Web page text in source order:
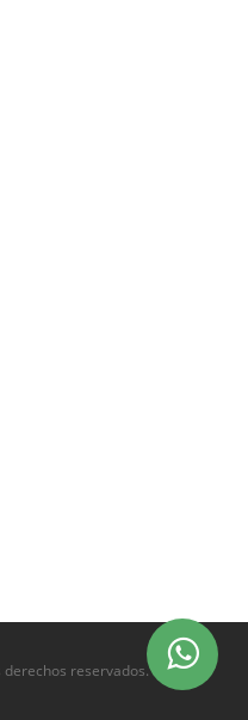
reservados.